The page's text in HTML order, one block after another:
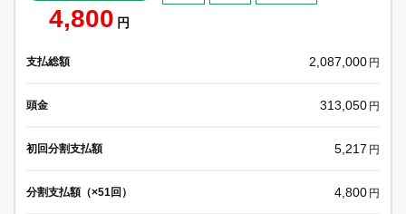
4,800 円
支払総額 2,087,000 円
頭金 313,050 円
初回分割支払額 5,217 円
分割支払額（×51回） 4,800 円